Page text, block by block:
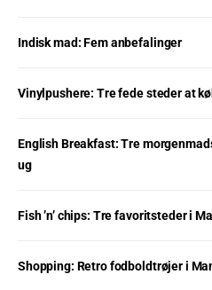
Indisk mad: Fem anbefalinger
Vinylpushere: Tre fede steder at
English Breakfast: Tre
ug
Fish ’n’ chips: Tre favoritsteder i
Shopping: Retro fodboldtrøjer i